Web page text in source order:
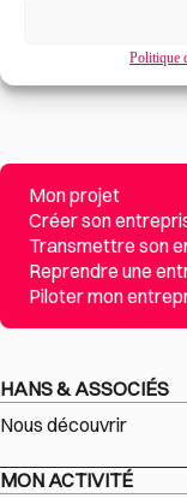
Politique
Mon projet
Créer son
Transmettre son
Reprendre une
Piloter mon
HANS & ASSOCIÉS
Nous découvrir
MON ACTIVITÉ